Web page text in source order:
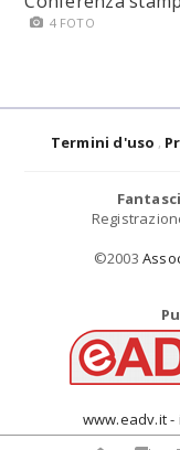
4 FOTO
Termini d'uso
©2003
www.eadv.it -